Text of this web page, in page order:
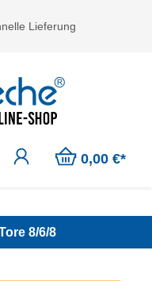
Lieferung
0,00 €*
8/6/8